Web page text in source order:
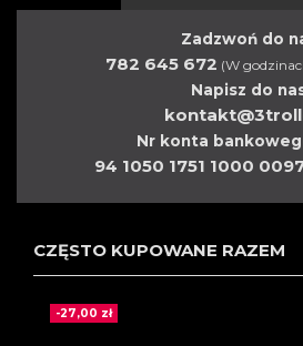
Zadzwoń do
782 645 672 (W
Napisz do
Nr konta
94 1050 1751 1000
CZĘSTO KUPOWANE RAZEM
-27,00 zł